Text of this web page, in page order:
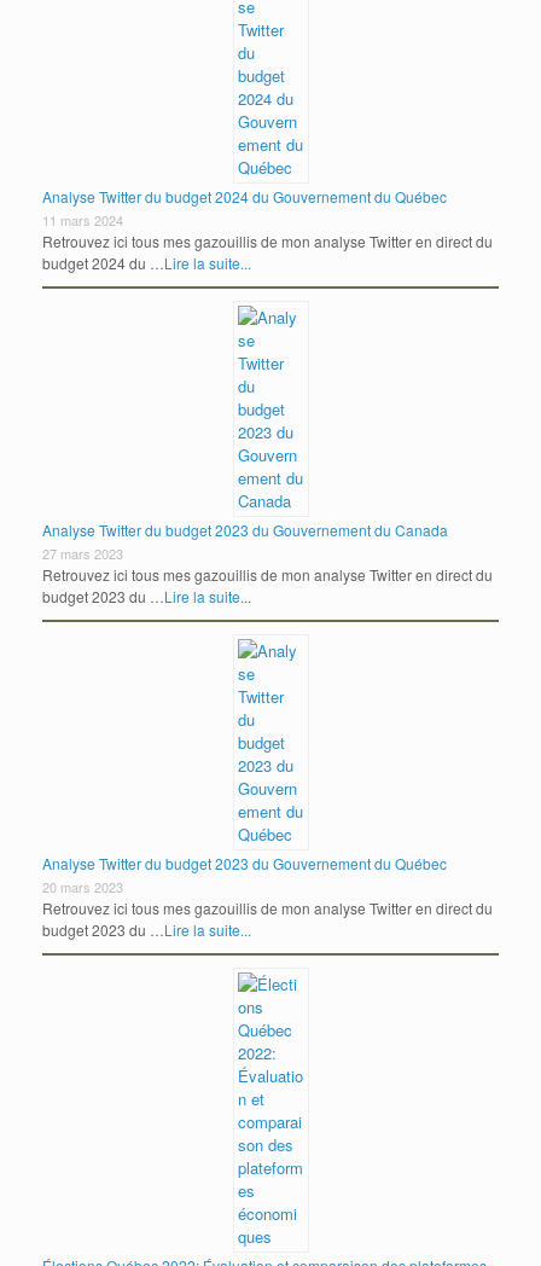
Analyse Twitter du budget 2024 du Gouvernement du Québec
11 mars 2024
Retrouvez ici tous mes gazouillis de mon analyse Twitter en direct du
budget 2024 du …Lire la suite...
Analyse Twitter du budget 2023 du Gouvernement du Canada
27 mars 2023
Retrouvez ici tous mes gazouillis de mon analyse Twitter en direct du
budget 2023 du …Lire la suite...
Analyse Twitter du budget 2023 du Gouvernement du Québec
20 mars 2023
Retrouvez ici tous mes gazouillis de mon analyse Twitter en direct du
budget 2023 du …Lire la suite...